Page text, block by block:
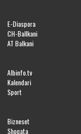
E-Diaspora
CH-Ballkani
AT Balkani
Albinfo.tv
Kalendari
Sport
Bizneset
Shoqata